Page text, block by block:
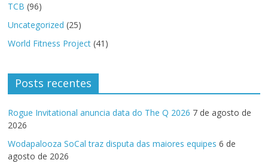
TCB (96)
Uncategorized (25)
World Fitness Project (41)
Posts recentes
Rogue Invitational anuncia data do The Q 2026 7 de agosto de
2026
Wodapalooza SoCal traz disputa das maiores equipes 6 de
agosto de 2026